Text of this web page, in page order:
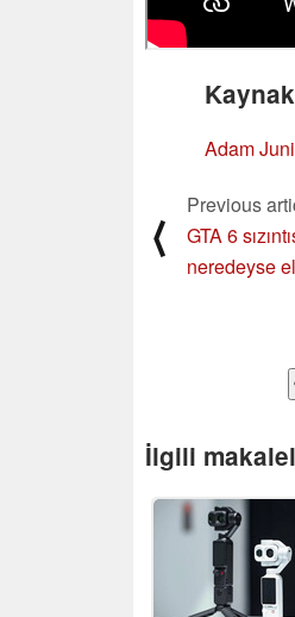
Adam
⟨
Previous
GTA 6
neredeyse
İlgili